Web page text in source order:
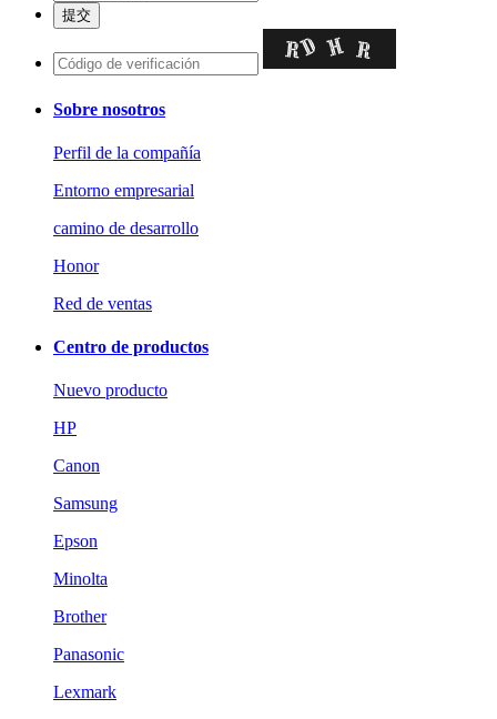
Sobre nosotros
Perfil de la compañía
Entorno empresarial
camino de desarrollo
Honor
Red de ventas
Centro de productos
Nuevo producto
HP
Canon
Samsung
Epson
Minolta
Brother
Panasonic
Lexmark